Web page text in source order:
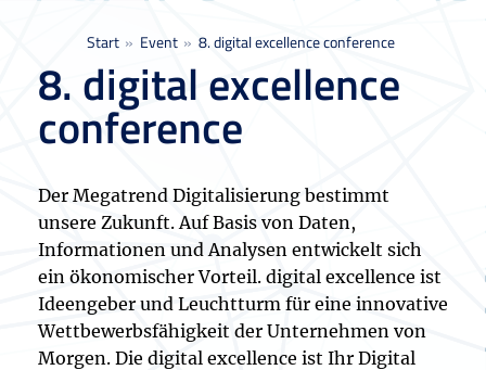
Sie befinden sich hier:
Start Event 8. digital excellence conference
8. digital excellence
conference
Der Megatrend Digitalisierung bestimmt
unsere Zukunft. Auf Basis von Daten,
Informationen und Analysen entwickelt sich
ein ökonomischer Vorteil. digital excellence ist
Ideengeber und Leuchtturm für eine innovative
Wettbewerbsfähigkeit der Unternehmen von
Morgen. Die digital excellence ist Ihr Digital